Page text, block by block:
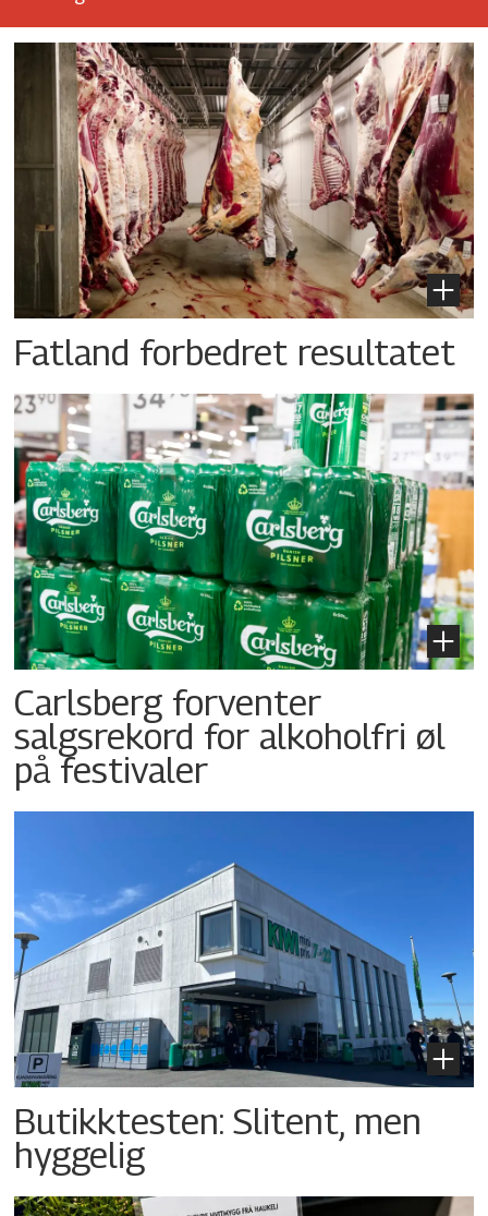
Fatland forbedret resultatet
Carlsberg forventer
salgsrekord for alkoholfri øl
på festivaler
Butikktesten: Slitent, men
hyggelig